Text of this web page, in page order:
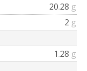
20.28 g
2 g
1.28 g